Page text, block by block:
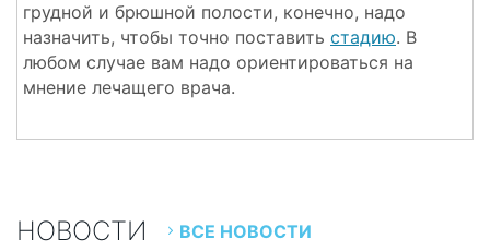
грудной и брюшной полости, конечно, надо
назначить, чтобы точно поставить стадию. В
любом случае вам надо ориентироваться на
мнение лечащего врача.
НОВОСТИ ВСЕ НОВОСТИ